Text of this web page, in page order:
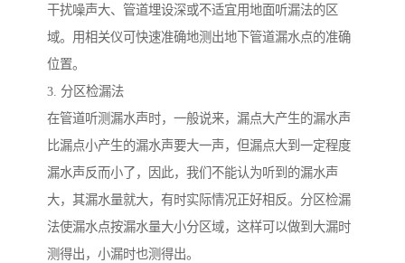
干扰噪声大、管道埋设深或不适宜用地面听漏法的区
域。用相关仪可快速准确地测出地下管道漏水点的准确
位置。
3. 分区检漏法
在管道听测漏水声时，一般说来，漏点大产生的漏水声
比漏点小产生的漏水声要大一声，但漏点大到一定程度
漏水声反而小了，因此，我们不能认为听到的漏水声
大，其漏水量就大，有时实际情况正好相反。分区检漏
法使漏水点按漏水量大小分区域，这样可以做到大漏时
测得出，小漏时也测得出。